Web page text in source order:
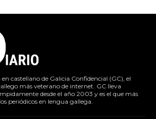
castellano de Galicia Confidencial (GC), el
más veterano de internet. GC lleva
desde el año 2003 y es el que más
periódicos en lengua gallega.